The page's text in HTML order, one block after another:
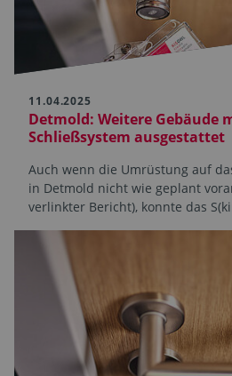
11.04.2025
Detmold: Weitere Gebäude
Schließsystem ausgestattet
Auch wenn die Umrüstung auf
in Detmold nicht wie geplant
verlinkter Bericht), konnte das